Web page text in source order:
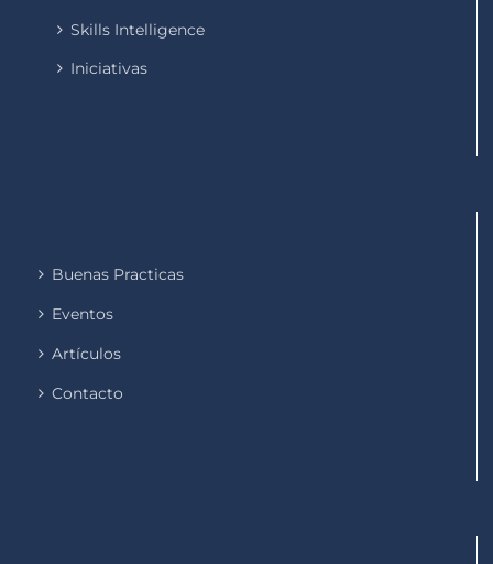
Skills Intelligence
Iniciativas
Buenas Practicas
Eventos
Artículos
Contacto